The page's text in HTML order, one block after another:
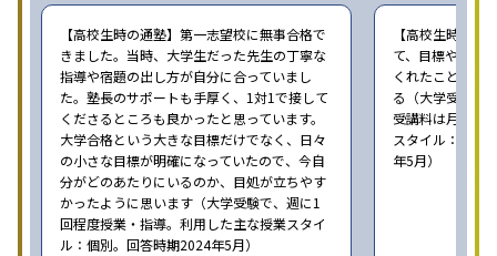
【高校生時の通塾】第一志望校に無事合格で
きました。当時、大学生だった先生の丁寧な
指導や宿題の出し方が自分に合っていまし
た。塾長のサポートも手厚く、1対1で接して
くださるところも良かったと思っています。
大学合格という大きな目標だけでなく、日々
の小さな目標が明確になっていたので、今自
分がどのあたりにいるのか、目処が立ちやす
かったように思います（大学受験で、週に1
回程度授業・指導。利用した主な授業スタイ
ル：個別。回答時期2024年5月）
【高校生時の通
て、目標や勉強
くれたことが、
る（大学受験で
受講料は月
スタイル：個別
年5月）